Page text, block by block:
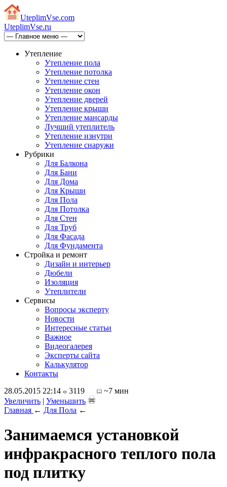
UteplimVse.com
UteplimVse.ru
Утепление
Утепление пола
Утепление потолка
Утепление стен
Утепление окон
Утепление дверей
Утепление крыши
Утепление мансарды
Лучший утеплитель
Утепление изнутри
Утепление снаружи
Рубрики
Для Балкона
Для Бани
Для Дома
Для Крыши
Для Пола
Для Потолка
Для Стен
Для Труб
Для Фасада
Для Фундамента
Стройка и ремонт
Дизайн и интерьер
Дюбели
Изоляция
Утеплители
Сервисы
Вопросы эксперту
Новости
Интересные статьи
Важное
Видеогалерея
Эксперты сайта
Калькулятор
Контакты
28.05.2015 22:14
3119
~7 мин
Увеличить | Уменьшить
Главная ← Для Пола ←
Занимаемся установкой
инфракрасного теплого пола
под плитку